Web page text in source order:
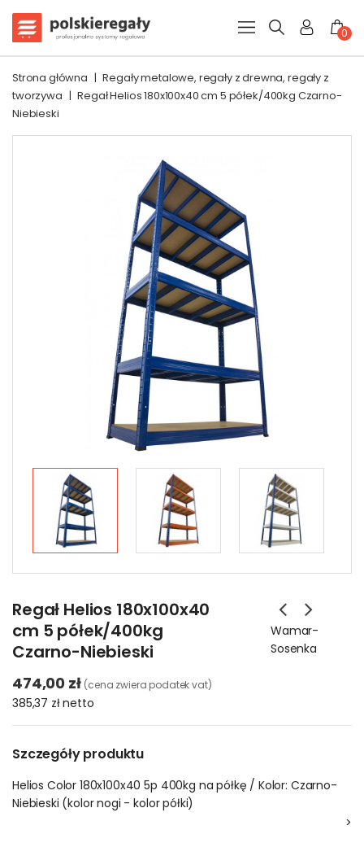
0
Strona główna | Regały metalowe, regały z drewna, regały z
tworzywa | Regał Helios 180x100x40 cm 5 półek/400kg Czarno-
Niebieski
Regał Helios 180x100x40
cm 5 półek/400kg
Czarno-Niebieski
Wamar-
Sosenka
474,00 zł (cena zwiera podatek vat)
385,37 złnetto
Szczegóły produktu
Helios Color 180x100x40 5p 400kg na półkę / Kolor: Czarno-
Niebieski (kolor nogi - kolor półki)
>